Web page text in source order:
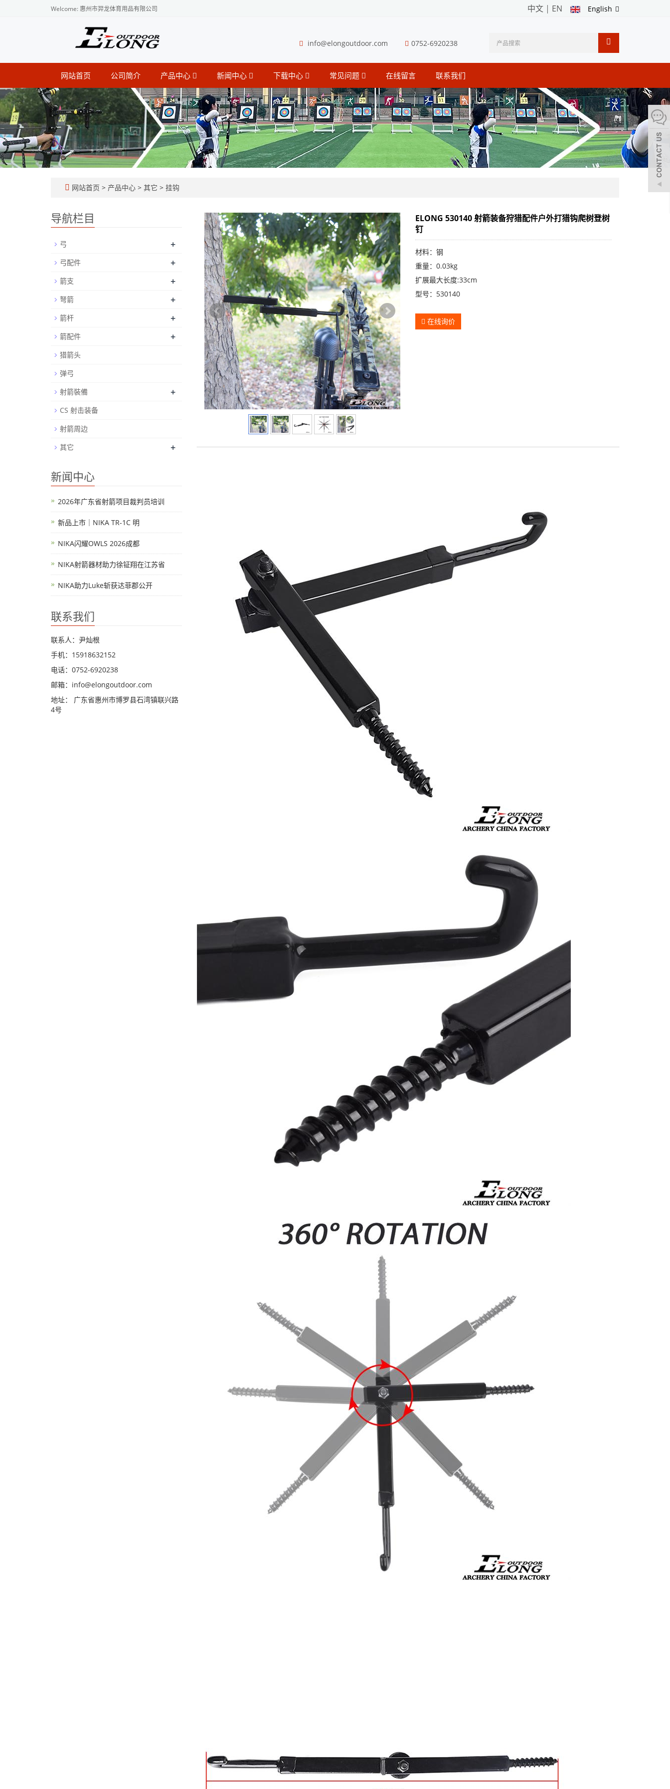
Welcome: 惠州市羿龙体育用品有限公司 English
中文 | EN
info@elongoutdoor.com 0752-6920238
网站首页 公司简介 产品中心 新闻中心 下载中心 常见问题 在线留言 联系我们
网站首页 > 产品中心 > 其它 > 挂钩
ELONG 530140 射箭装备狩猎配件户外打猎钩爬树登树
钉
材料：钢
重量：0.03kg
扩展最大长度:33cm
型号：530140
在线询价
导航栏目
弓 +
弓配件 +
箭支 +
弩箭 +
箭杆 +
箭配件 +
猎箭头
弹弓
射箭裝備
+
CS 射击装备
射箭周边
其它
+
新闻中心
2026年广东省射箭项目裁判员培训
新品上市｜NIKA TR-1C 明
NIKA闪耀OWLS 2026成都
NIKA射箭器材助力徐钲翔在江苏省
NIKA助力Luke斩获达菲郡公开
联系我们
联系人：尹灿根
手机：15918632152
电话：0752-6920238
邮箱： info@elongoutdoor.com
地址： 广东省惠州市博罗县石湾镇联兴路
4号